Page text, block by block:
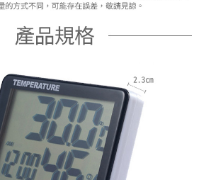
有權停止該用戶之使用額度並採取法律行動。